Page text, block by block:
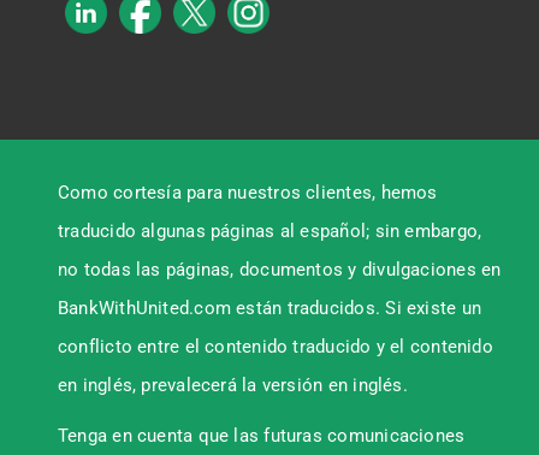
Como cortesía para nuestros clientes, hemos
traducido algunas páginas al español; sin embargo,
no todas las páginas, documentos y divulgaciones en
BankWithUnited.com están traducidos. Si existe un
conflicto entre el contenido traducido y el contenido
en inglés, prevalecerá la versión en inglés.
Tenga en cuenta que las futuras comunicaciones